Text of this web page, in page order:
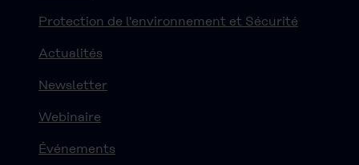
Protection de l'environnement et Sécurité
Actualités
Newsletter
Webinaire
Événements